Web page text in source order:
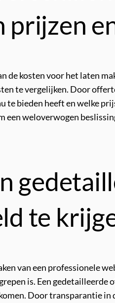
de kosten voor het laten
te vergelijken. Door
te bieden heeft en welke
een weloverwogen
te
van een professionele
is. Een
Door transparantie in